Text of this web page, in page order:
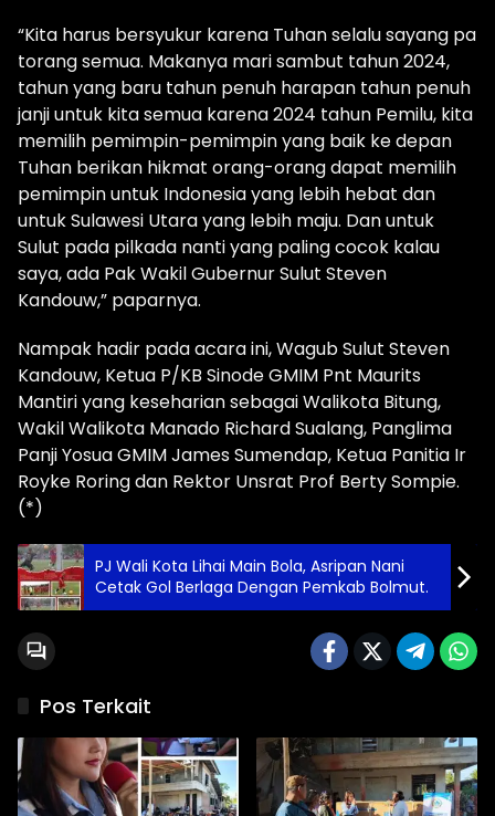
“Kita harus bersyukur karena Tuhan selalu sayang pa
torang semua. Makanya mari sambut tahun 2024,
tahun yang baru tahun penuh harapan tahun penuh
janji untuk kita semua karena 2024 tahun Pemilu, kita
memilih pemimpin-pemimpin yang baik ke depan
Tuhan berikan hikmat orang-orang dapat memilih
pemimpin untuk Indonesia yang lebih hebat dan
untuk Sulawesi Utara yang lebih maju. Dan untuk
Sulut pada pilkada nanti yang paling cocok kalau
saya, ada Pak Wakil Gubernur Sulut Steven
Kandouw,” paparnya.
Nampak hadir pada acara ini, Wagub Sulut Steven
Kandouw, Ketua P/KB Sinode GMIM Pnt Maurits
Mantiri yang keseharian sebagai Walikota Bitung,
Wakil Walikota Manado Richard Sualang, Panglima
Panji Yosua GMIM James Sumendap, Ketua Panitia Ir
Royke Roring dan Rektor Unsrat Prof Berty Sompie.
(*)
PJ Wali Kota Lihai Main Bola, Asripan Nani
Cetak Gol Berlaga Dengan Pemkab Bolmut.
Pos Terkait